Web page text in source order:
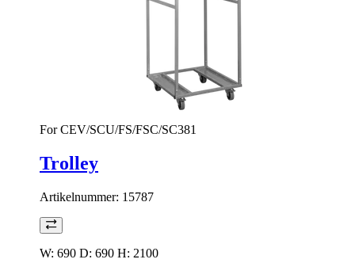
For CEV/SCU/FS/FSC/SC381
Trolley
Artikelnummer: 15787
W: 690 D: 690 H: 2100